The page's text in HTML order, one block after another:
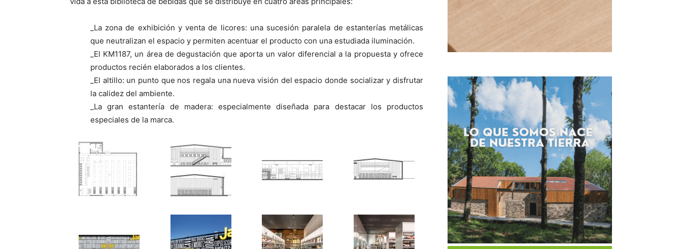
_La zona de exhibición y venta de licores: una sucesión paralela de estanterías metálicas
que neutralizan el espacio y permiten acentuar el producto con una estudiada iluminación.
_El KM1187, un área de degustación que aporta un valor diferencial a la propuesta y ofrece
productos recién elaborados a los clientes.
_El altillo: un punto que nos regala una nueva visión del espacio donde socializar y disfrutar
la calidez del ambiente.
_La gran estantería de madera: especialmente diseñada para destacar los productos
especiales de la marca.